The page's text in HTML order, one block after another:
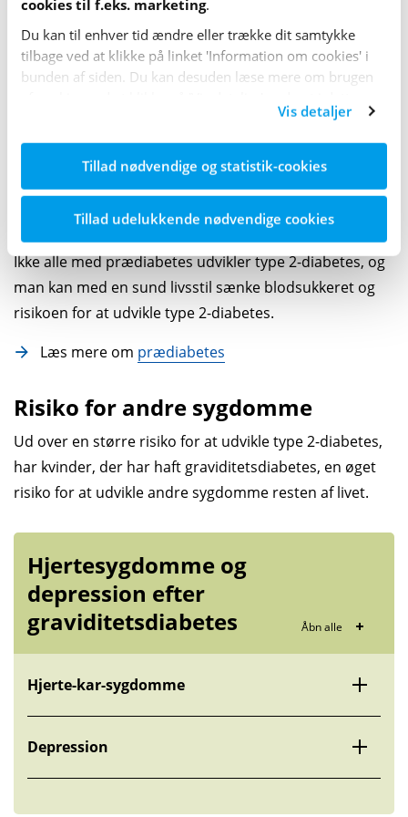
cookies til f.eks. marketing.
Du kan til enhver tid ændre eller trække dit samtykke
tilbage ved at klikke på linket 'Information om cookies' i
bunden af siden. Du kan desuden læse mere om brugen
Vis detaljer
Tillad nødvendige og statistik-cookies
Tillad udelukkende nødvendige cookies
sammenhænge kaldes for 'prædiabetes'.
Prædiabetes er ikke en diagnose men en tilstand, hvor
blod­sukkeret er højere end normalt, uden at være højt
nok til, at det kan betegnes som type 2-diabetes.
Man kalder også præ­diabetes for et forstadie til type 2-
diabetes. Det gør man, fordi det kan være et tegn på, at
kroppen har fået sværere ved at holde blod­sukkeret på
et normalt niveau.
Ikke alle med præ­diabetes udvikler type 2-diabetes, og
man kan med en sund livsstil sænke blod­sukkeret og
risikoen for at udvikle type 2-diabetes.
Læs mere om prædiabetes
Risiko for andre sygdomme
Ud over en større risiko for at udvikle type 2-diabetes,
har kvinder, der har haft graviditetsdiabetes, en øget
risiko for at udvikle andre sygdomme resten af livet.
Hjerte­sygdomme og
depression efter
graviditets­diabetes
Åbn alle
Hjerte-kar-sygdomme
Depression